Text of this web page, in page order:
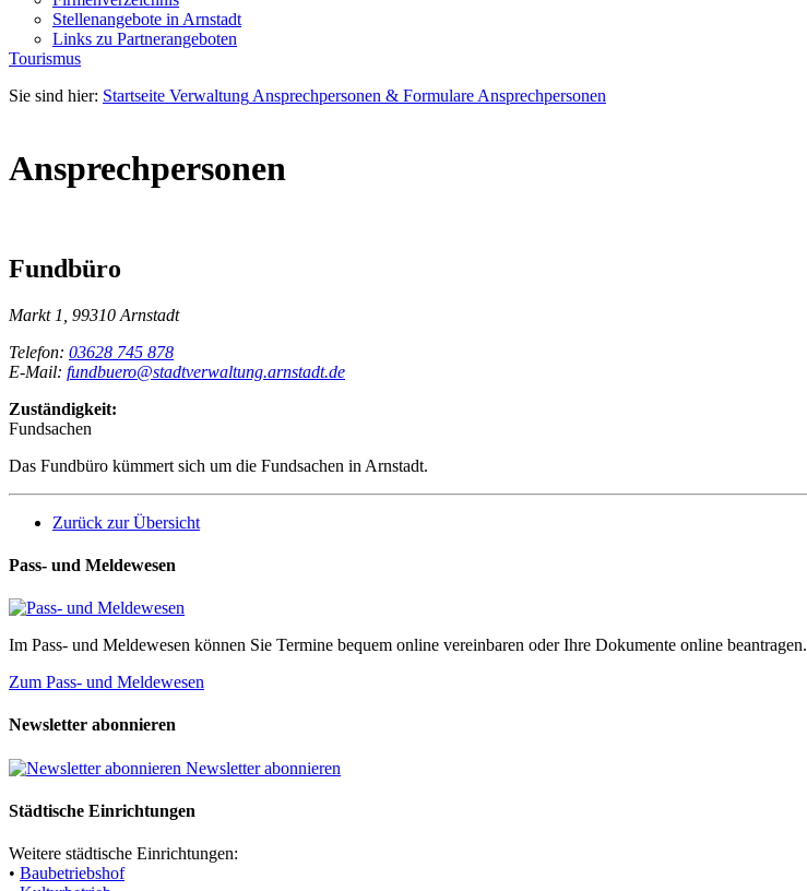
Stellenangebote in Arnstadt
Links zu Partnerangeboten
Tourismus
Sie sind hier: Startseite Verwaltung Ansprechpersonen & Formulare Ansprechpersonen
Ansprechpersonen
Fundbüro
Markt 1, 99310 Arnstadt
Telefon: 03628 745 878
E-Mail: fundbuero@stadtverwaltung.arnstadt.de
Zuständigkeit:
Fundsachen
Das Fundbüro kümmert sich um die Fundsachen in Arnstadt.
Zurück zur Übersicht
Pass- und Meldewesen
Im Pass- und Meldewesen können Sie Termine bequem online vereinbaren oder Ihre Dokumente online beantragen.
Zum Pass- und Meldewesen
Newsletter abonnieren
Newsletter abonnieren
Städtische Einrichtungen
Weitere städtische Einrichtungen:
• Baubetriebshof